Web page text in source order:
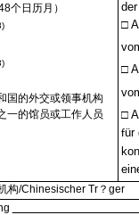
个日历月）
国的外交或领事机构
一的馆员或工作人员
der
□
□
□
für
构/Chinesischer Tr？ger